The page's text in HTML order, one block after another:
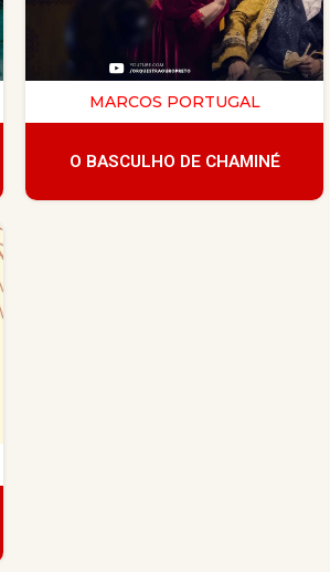
MARCOS PORTUGAL
O BASCULHO DE CHAMINÉ